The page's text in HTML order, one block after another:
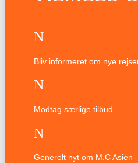
N
Bliv informeret om nye
N
Modtag særlige tilbud
N
Generelt nyt om M.C Asien